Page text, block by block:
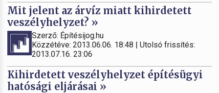
Mit jelent az árvíz miatt kihirdetett
veszélyhelyzet? »
Szerző: Építésijog.hu
Közzétéve: 2013.06.06. 18:48 | Utolsó frissítés:
2013.07.16. 23:06
Kihirdetett veszélyhelyzet építésügyi
hatósági eljárásai »